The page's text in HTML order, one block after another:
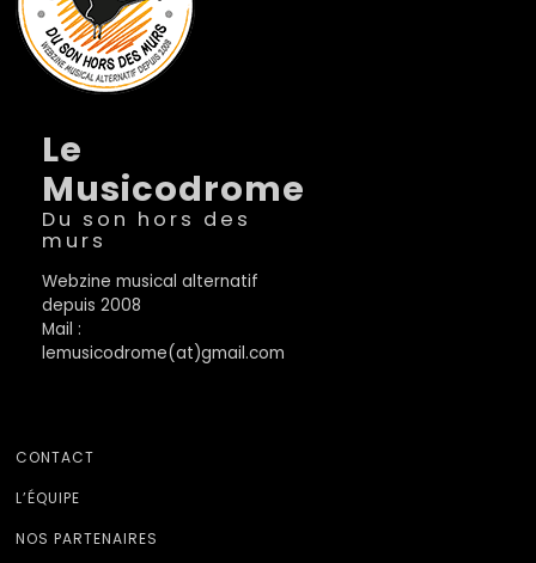
Le
Musicodrome
Du son hors des
murs
Webzine musical alternatif
depuis 2008
Mail :
lemusicodrome(at)gmail.com
CONTACT
L’ÉQUIPE
NOS PARTENAIRES